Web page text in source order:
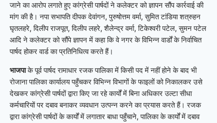
जाने का आरोप लगाते हुए कांग्रेसी पार्षदों ने कलेक्टर को ज्ञापन सौंप कार्रवाई की
मांग की है। नपा सभापति दीपक देवांगन, पुरुषोत्तम वर्मा, सुमित टांडिया शत्रुहन
घृतलहरे, दिलीप राजपूत, दिलीप लहरे, शैलेन्द्र वर्मा, टिकेश्वरी पटेल, सुमन पटेल
आदि ने कलेक्टर को सौंपे ज्ञापन में कहा कि वे नगर के विभिन्न वार्डों के निर्वाचित
पार्षद होकर वार्ड का प्रतिनिधित्व करते हैं।
भाजपाके पूर्व पार्षद रामाधार रजक पालिका में किसी पद में नहीं होने के बाद भी
रोजाना पालिका कार्यालय पहुँचकर विभिन्न विभागों के फाइलों को निकालकर उसे
देखकर कांग्रेसी पार्षदों द्वारा किए जा रहे कार्यों में बिना अधिकार उल्टा सीधा
कर्मचारियों पर दबाव बनाकर व्यवधान उत्पन्न करने का प्रयास करते हैं। रजक
द्वारा कांग्रेसी पार्षदों के कार्यों में लगातार बाधा पहुँचाने, पालिका के कार्यों में दबाव